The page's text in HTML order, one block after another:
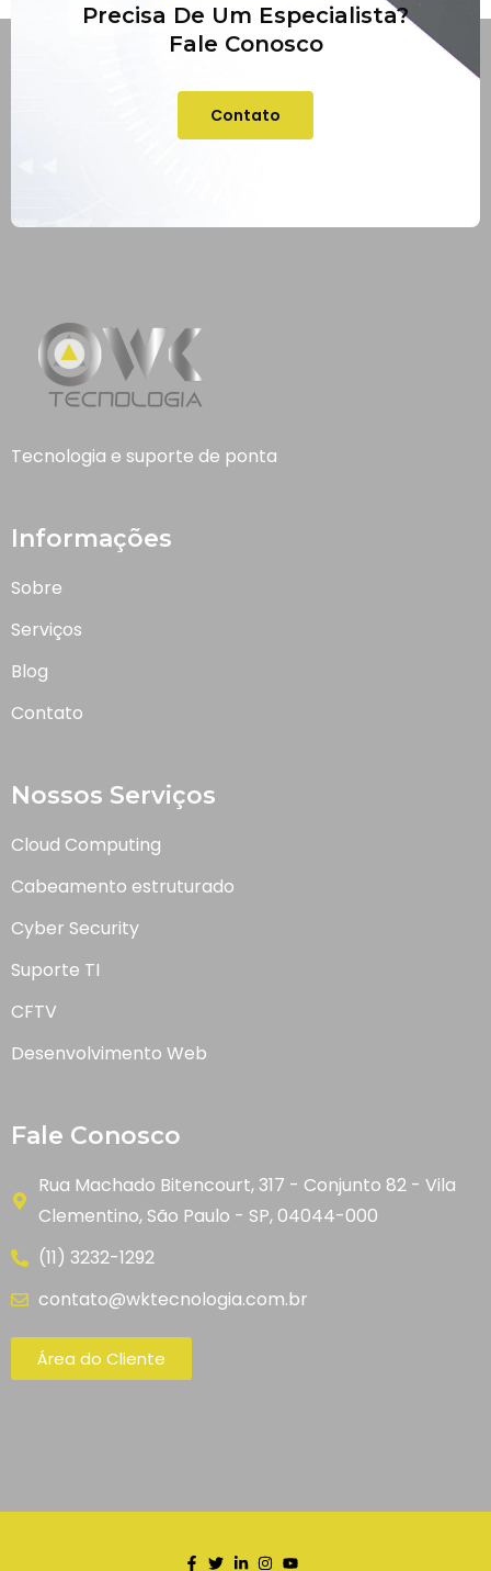
Precisa De Um Especialista?
Fale Conosco
Contato
Tecnologia e suporte de ponta
Informações
Sobre
Serviços
Blog
Contato
Nossos Serviços
Cloud Computing
Cabeamento estruturado
Cyber Security
Suporte TI
CFTV
Desenvolvimento Web
Fale Conosco
Rua Machado Bitencourt, 317 - Conjunto 82 - Vila
Clementino, São Paulo - SP, 04044-000
(11) 3232-1292
contato@wktecnologia.com.br
Área do Cliente